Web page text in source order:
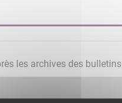
les archives des bulletins